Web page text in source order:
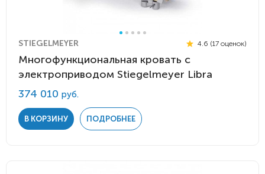
STIEGELMEYER 4.6 (17 оценок)
Многофункциональная кровать с
электроприводом Stiegelmeyer Libra
374 010 руб.
В КОРЗИНУ ПОДРОБНЕЕ